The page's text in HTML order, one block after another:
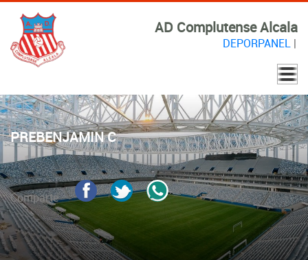
AD Complutense Alcala
DEPORPANEL|
PREBENJAMIN C
Comparte